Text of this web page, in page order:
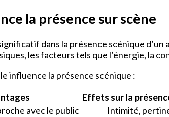
la présence sur scène
dans la présence scénique
les facteurs tels que l’énergie, la
influence la présence scénique :
Effets sur la
avec le public
Intimité,